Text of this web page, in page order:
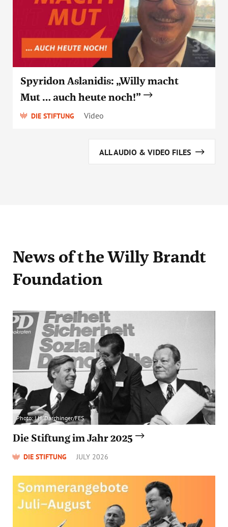
Spyridon Aslanidis: „Willy macht
Mut … auch heute noch!”
DIE STIFTUNG Video
ALL AUDIO & VIDEO FILES
News of the Willy Brandt
Foundation
Photo: J.H. Darchinger/FES
Die Stiftung im Jahr 2025
DIE STIFTUNG JULY 2026